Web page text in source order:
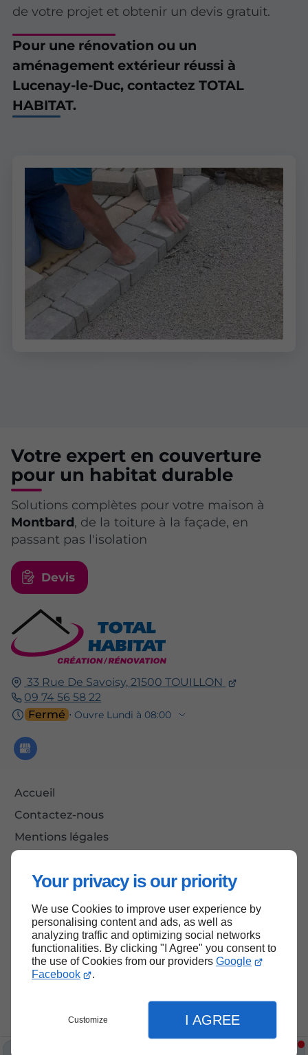
Your privacy is our priority
We use Cookies to improve user experience by
personalising content and ads, as well as
analyzing traffic and optimizing social networks
functionalities. By clicking "I Agree" you consent to
the use of Cookies from our providers Google
Facebook
.
Customize I AGREE
de votre projet et obtenir un devis gratuit.
Pour une rénovation ou un
aménagement extérieur réussi à
Lucenay-le-Duc, contactez TOTAL
HABITAT.
33 Rue De Savoisy, 21500 TOUILLON
09 74 56 58 22
Fermé ⋅ Ouvre Lundi à 08:00
Accueil
Contactez-nous
Mentions légales
Votre expert en couverture
pour un habitat durable
Solutions complètes pour votre maison à
Montbard, de la toiture à la façade, en
passant pas l'isolation
Devis
Haut de page